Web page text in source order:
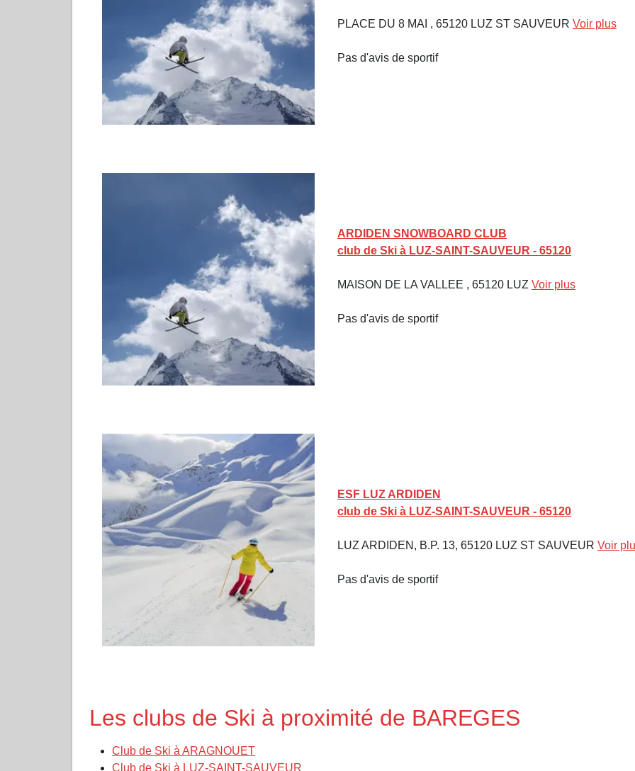
PLACE DU 8 MAI , 65120 LUZ ST SAUVEUR Voir plus
Pas d'avis de sportif
ARDIDEN SNOWBOARD CLUB
club de Ski à LUZ-SAINT-SAUVEUR - 65120
MAISON DE LA VALLEE , 65120 LUZ Voir plus
Pas d'avis de sportif
ESF LUZ ARDIDEN
club de Ski à LUZ-SAINT-SAUVEUR - 65120
LUZ ARDIDEN, B.P. 13, 65120 LUZ ST SAUVEUR Voir
Pas d'avis de sportif
Les clubs de Ski à proximité de BAREGES
Club de Ski à ARAGNOUET
Club de Ski à LUZ-SAINT-SAUVEUR